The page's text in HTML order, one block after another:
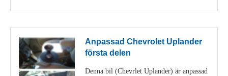
Anpassad Chevrolet Uplander
första delen
Denna bil (Chevrlet Uplander) är anpassad